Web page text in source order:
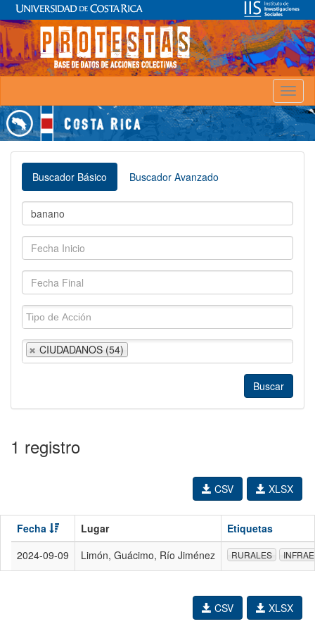
Buscador Básico Buscador Avanzado
CIUDADANOS (54)
1 registro
XLSX
CSV
Fecha Lugar
Etiquetas
2024-09-09
Limón, Guácimo, Río Jiménez RURALES
XLSX
CSV